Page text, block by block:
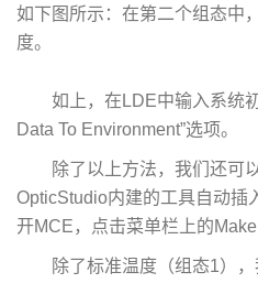
如下图所示：在第二个组态中
度。
如上，在LDE中输入系统
Data To Environment”选项。
除了以上方法，我们还可
OpticStudio内建的工具自动插
开MCE，点击菜单栏上的Make
除了标准温度（组态1）